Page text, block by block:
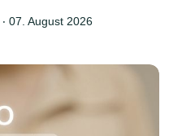
‧ 07. August 2026